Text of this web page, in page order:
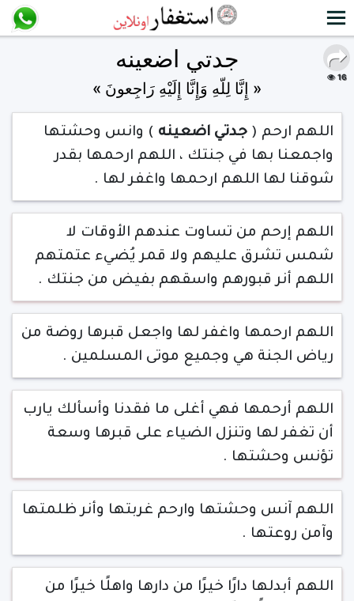
جدتي اضعينه
« إِنَّا لِلّهِ وَإِنَّا إِلَيْهِ رَاجِعونَ »
اللهم ارحم ( جدتي اضعينه ) وانس وحشتها
واجمعنا بها في جنتك ، اللهم ارحمها بقدر
شوقنا لها اللهم ارحمها واغفر لها .
اللهم إرحم من تساوت عندهم الأوقات لا
شمس تشرق عليهم ولا قمر يُضيء عتمتهم
اللهم أنر قبورهم واسقهم بفيض من جنتك .
اللهم ارحمها واغفر لها واجعل قبرها روضة من
رياض الجنة هي وجميع موتى المسلمين .
اللهم أرحمها فهي أغلى ما فقدنا وأسألك يارب
أن تغفر لها وتنزل الضياء على قبرها وسعة
تؤنس وحشتها .
اللهم آنس وحشتها وارحم غربتها وأنر ظلمتها
وآمن روعتها .
اللهم أبدلها دارًا خيرًا من دارها واهلًا خيرًا من
16